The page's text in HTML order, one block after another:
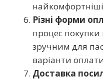
Різні форми
процес
зручним для
варіанти
Доставка